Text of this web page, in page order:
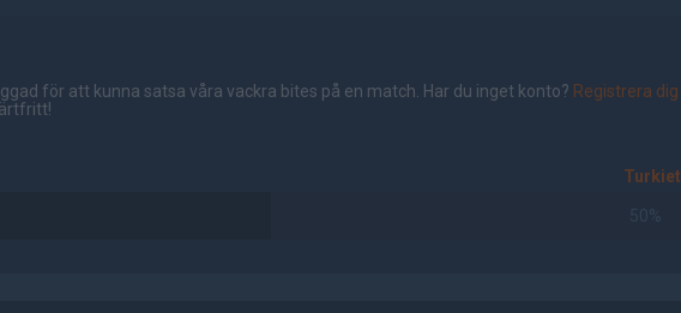
för att kunna satsa våra vackra bites på en match. Har du inget konto? Registrera dig
Turkiet
50%